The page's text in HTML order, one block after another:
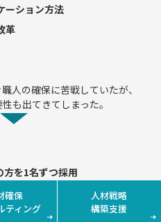
ーション方法
革
人の確保に苦戦していたが、
も出てきてしまった。
を1名ずつ採用
、採用活動中も胸を張って事
ようになった
確保
ティング
人材戦略
構築支援